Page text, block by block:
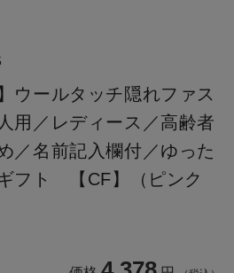
ウールタッチ隠れファス
用／レディース／高齢者
／名前記入欄付／ゆった
フト 【CF】（ピンク